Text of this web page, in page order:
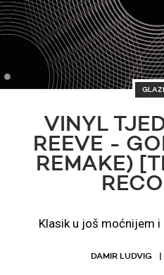
VINYL
REEVE -
REMAKE)
Klasik u još moćnijem
DAMIR LUDVIG